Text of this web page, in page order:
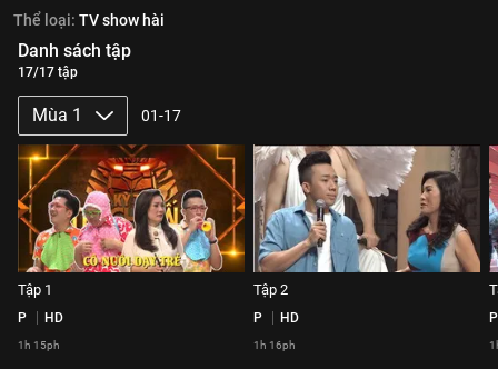
Thể loại: TV show hài
Danh sách tập
17/17 tập
Mùa 1 01-17
Tập 1
P HD
1h 15ph
Tập 2
P HD
1h 16ph
P